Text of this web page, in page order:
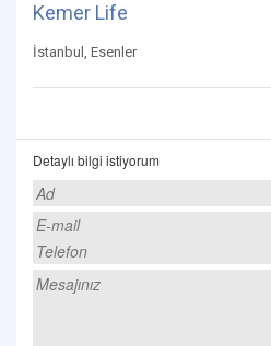
Kemer Life
İstanbul, Esenler
Detaylı bilgi istiyorum